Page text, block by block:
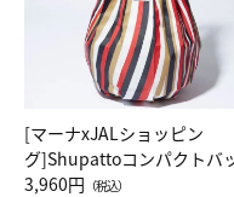
[マーナxJALショッピン
グ]Shupattoコンパクトバ
Drop JAL客室乗務員（LC）
3,960円 （税込）